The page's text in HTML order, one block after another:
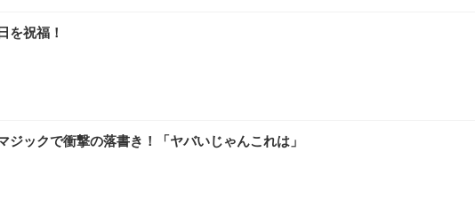
を祝福！
ックで衝撃の落書き！「ヤバいじゃんこれは」